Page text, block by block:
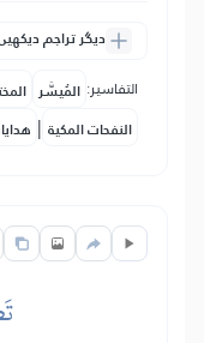
دیگر تراجم
التفاسير: المُيسَّر
النفحات المكية |